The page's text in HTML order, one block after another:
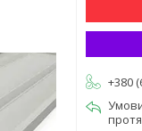
+380